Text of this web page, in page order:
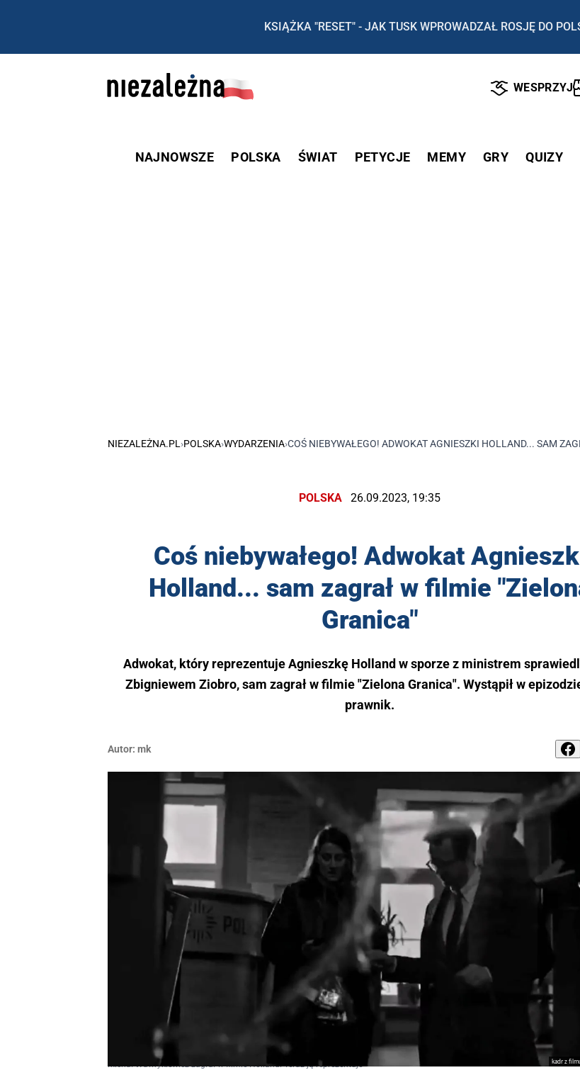
KSIĄŻKA "RESET" - JAK TUSK WPROWADZAŁ ROSJĘ DO
WESPRZYJ
NAJNOWSZE POLSKA ŚWIAT PETYCJE MEMY GRY QUIZY
NIEZALEŻNA.PL ›POLSKA›WYDARZENIA›COŚ NIEBYWAŁEGO! ADWOKAT AGNIESZKI HOLLAND... SAM
POLSKA 26.09.2023, 19:35
Coś niebywałego! Adwokat
Holland... sam zagrał w filmie
Granica"
Adwokat, który reprezentuje Agnieszkę Holland w sporze z ministrem
Zbigniewem Ziobro, sam zagrał w filmie "Zielona Granica". Wystąpił w
prawnik.
Autor: mk
kadr z
Michał Wawrykiewicz zagrał w filmie Holland. Teraz ją reprezentuje